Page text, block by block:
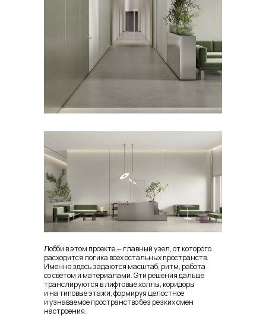
Лобби в этом проекте — главный узел, от которого
расходится логика всех остальных пространств.
Именно здесь задаются масштаб, ритм, работа
со светом и материалами. Эти решения дальше
транслируются в лифтовые холлы, коридоры
и на типовые этажи, формируя целостное
и узнаваемое пространство без резких смен
настроения.